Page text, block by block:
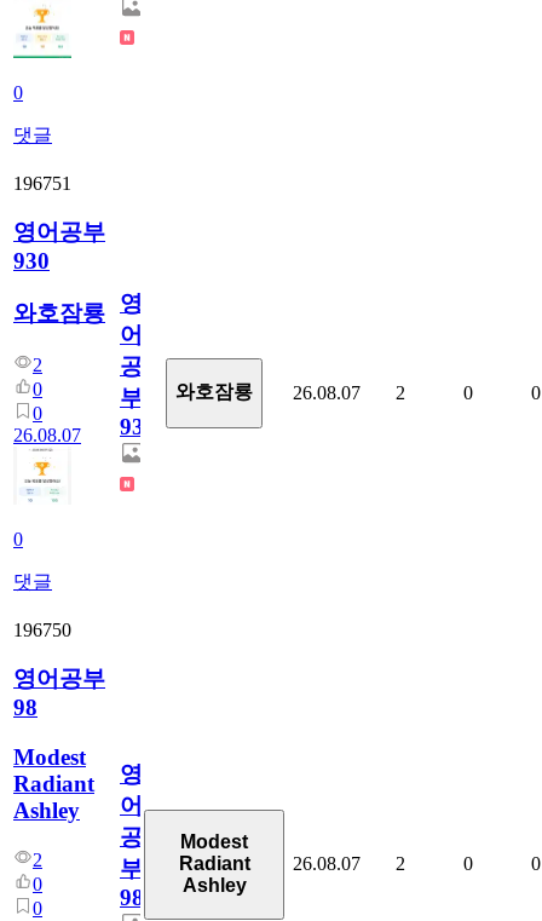
0
댓글
196751
영어공부
930
와호잠룡
2
0
0
26.08.07
0
댓글
영
어
공
부
930
와호잠룡 26.08.07 2 0 0
196750
영어공부
98
Modest
Radiant
Ashley
2
0
0
영
어
공
부
98
Modest
Radiant
Ashley
26.08.07 2 0 0